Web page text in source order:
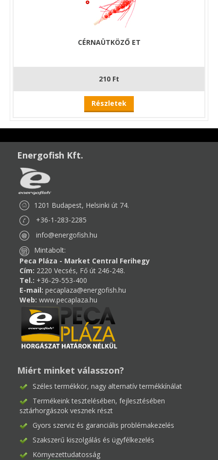
CÉRNAÜTKÖZŐ ET
210 Ft
Részletek
Energofish Kft.
1201 Budapest, Helsinki út 74.
+36-1-283-2285
info@energofish.hu
Mintabolt:
Peca Pláza - Market Central Ferihegy
Cím: 2220 Vecsés, Fő út 246-248.
Tel.: +36-29-553-400
E-mail: pecaplaza@energofish.hu
Web: www.pecaplaza.hu
Miért minket válasszon?
Széles termékkör, nagy alternatív termékkínálat
Termékeink tesztelésében, fejlesztésében
sztárhorgászok vesznek részt
Gyors szerviz és garanciális problémakezelés
Szakszerű kiszolgálás és ügyfélkezelés
Környezettudatosság